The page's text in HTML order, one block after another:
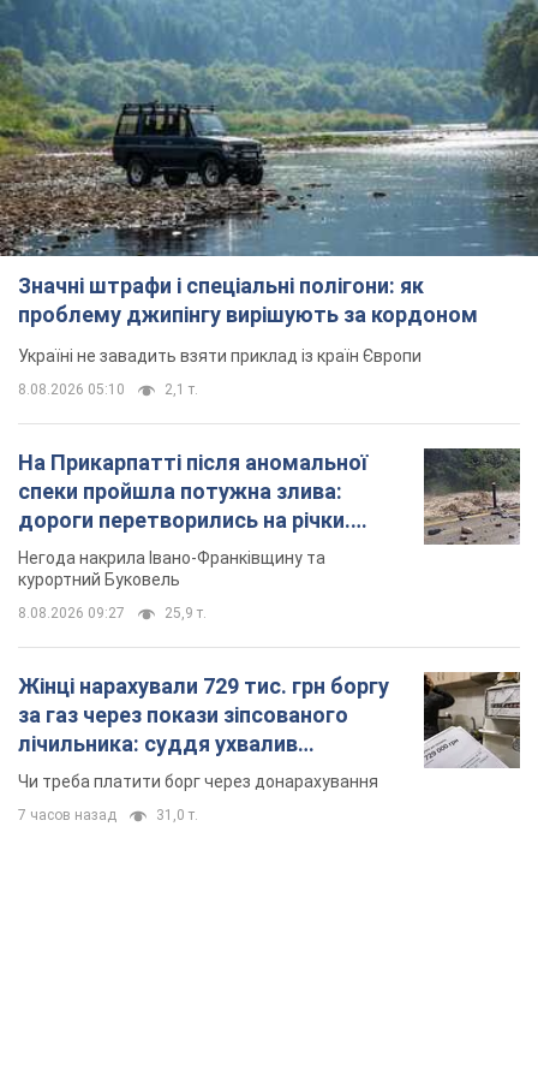
Значні штрафи і спеціальні полігони: як
проблему джипінгу вирішують за кордоном
Україні не завадить взяти приклад із країн Європи
8.08.2026 05:10 2,1 т.
На Прикарпатті після аномальної
спеки пройшла потужна злива:
дороги перетворились на річки.
Відео
Негода накрила Івано-Франківщину та
курортний Буковель
8.08.2026 09:27 25,9 т.
Жінці нарахували 729 тис. грн боргу
за газ через покази зіпсованого
лічильника: суддя ухвалив
неочікуване рішення
Чи треба платити борг через донарахування
7 часов назад 31,0 т.